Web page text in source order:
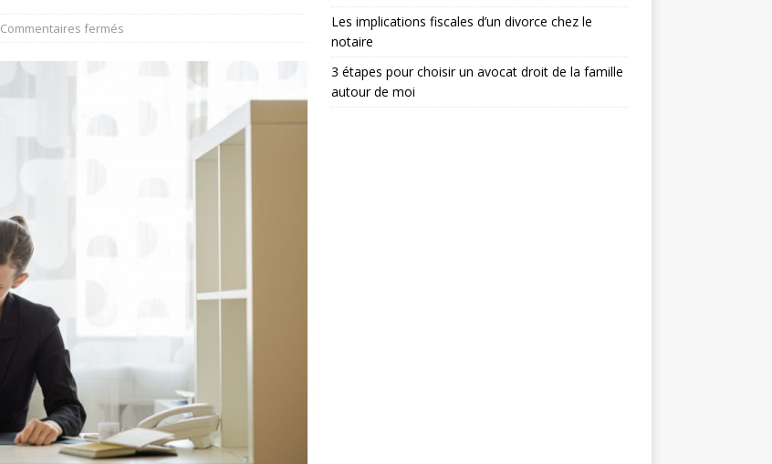
Commentaires fermés
Les implications fiscales d’un divorce chez le
notaire
3 étapes pour choisir un avocat droit de la famille
autour de moi